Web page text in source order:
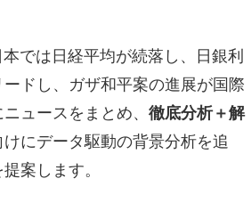
では日経平均が続落し、日銀利
ドし、ガザ和平案の進展が国際
ュースをまとめ、 徹底分析＋解
にデータ駆動の背景分析を追
案します。